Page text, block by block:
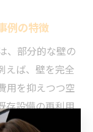
例の特徴
、部分的な壁の
えば、壁を完全
用を抑えつつ空
存設備の再利用
寄与します。